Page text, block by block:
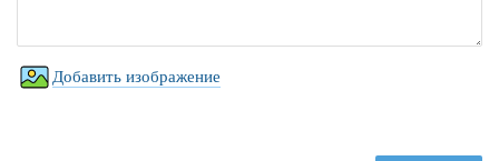
Добавить изображение